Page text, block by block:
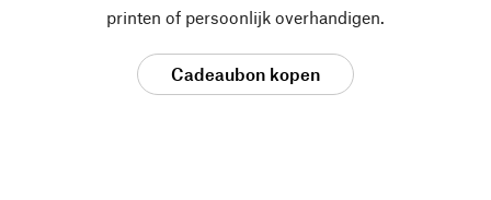
printen of persoonlijk overhandigen.
Cadeaubon kopen